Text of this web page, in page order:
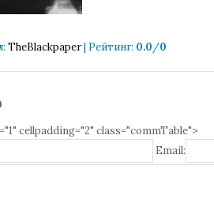
: TheBlackpaper| Рейтинг: 0.0/0
cellpadding="2" class="commTable">
Email: